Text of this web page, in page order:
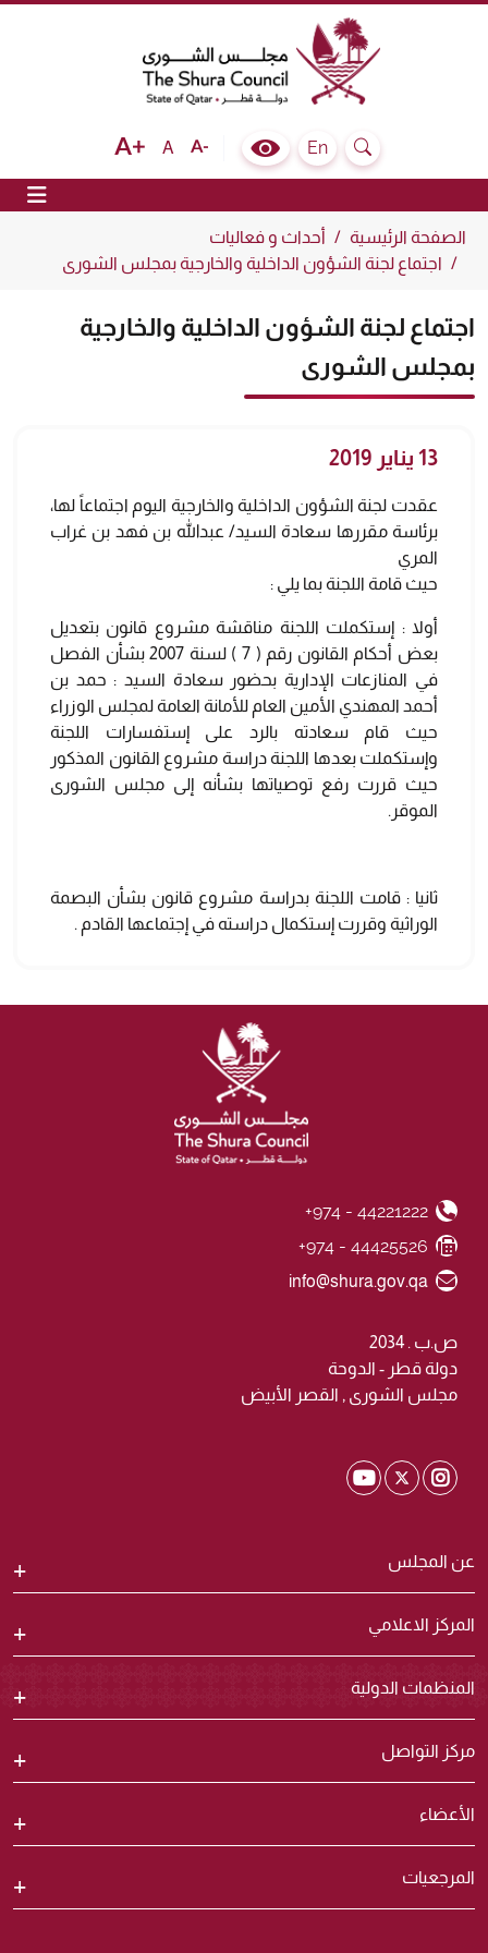
The Shura Council State of Qatar
Search
En
Colour Contrast Selector
Text size bigger
AText size normal
Text size smaller
الصفحة الرئيسية
أحداث و فعاليات
اجتماع لجنة الشؤون الداخلية والخارجية بمجلس الشورى
اجتماع لجنة الشؤون الداخلية والخارجية
بمجلس الشورى
13 يناير 2019
عقدت لجنة الشؤون الداخلية والخارجية اليوم اجتماعاً لها،
برئاسة مقررها سعادة السيد/ عبدالله بن فهد بن غراب
المري
حيث قامة اللجنة بما يلي :
أولا : إستكملت اللجنة مناقشة مشروع قانون بتعديل
بعض أحكام القانون رقم ( 7 ) لسنة 2007 بشأن الفصل
في المنازعات الإدارية بحضور سعادة السيد : حمد بن
أحمد المهندي الأمين العام للأمانة العامة لمجلس الوزراء
حيث قام سعادته بالرد على إستفسارات اللجنة
وإستكملت بعدها اللجنة دراسة مشروع القانون المذكور
حيث قررت رفع توصياتها بشأنه إلى مجلس الشورى
الموقر.
ثانيا : قامت اللجنة بدراسة مشروع قانون بشأن البصمة
الوراثية وقررت إستكمال دراسته في إجتماعها القادم .
عن المجلس
المركز الاعلامي
المنظمات الدولية
مركز التواصل
الأعضاء
المرجعيات
Phone Number
+974 - 44221222
Fax Number
+974 - 44425526
Email ID
info@shura.gov.qa
ص.ب . 2034
دولة قطر - الدوحة
مجلس الشورى , القصر الأبيض
Shura Instagram
Shura Twitter
Shura Youtube